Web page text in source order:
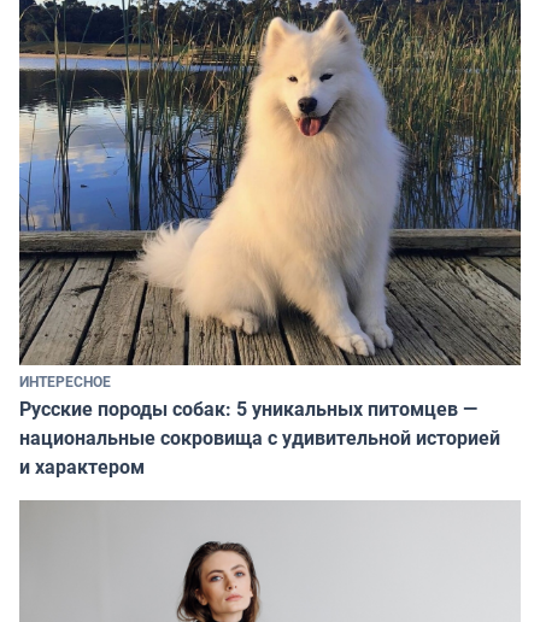
ИНТЕРЕСНОЕ
Русские породы собак: 5 уникальных питомцев —
национальные сокровища с удивительной историей
и характером